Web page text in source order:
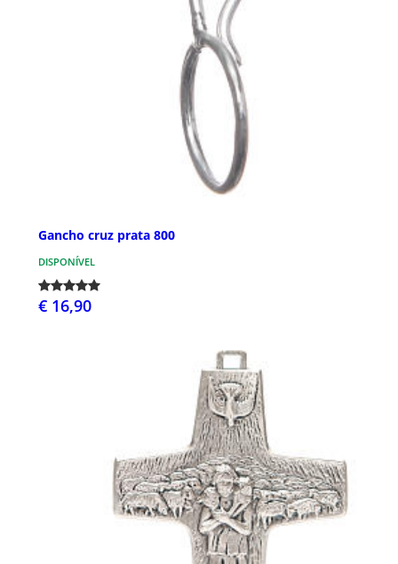
Gancho cruz prata 800
DISPONÍVEL
€ 16,90